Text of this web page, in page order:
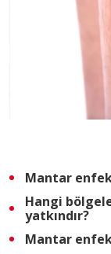
Mantar
Hangi
yatkındır?
Mantar